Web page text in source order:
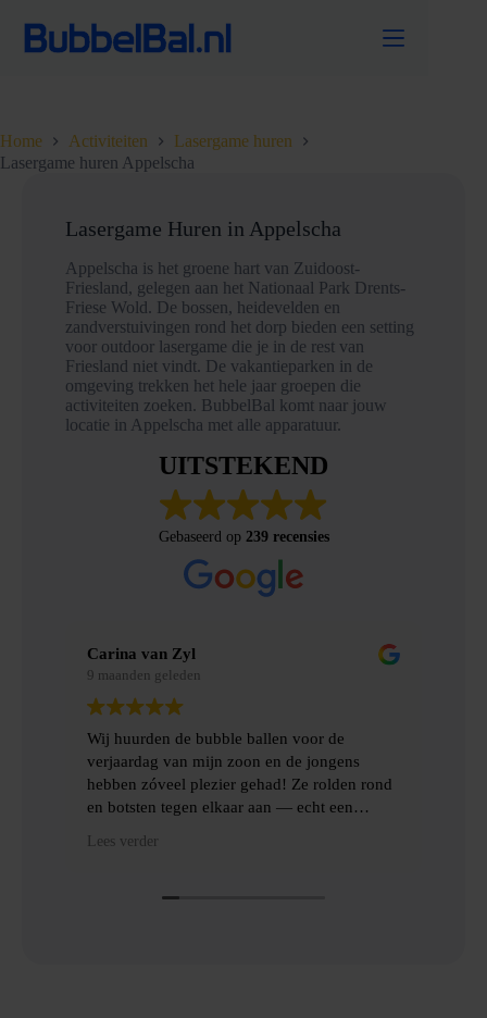
naar
Home Activiteiten
Lasergame huren
Lasergame huren Appelscha
Lasergame Huren in Appelscha
Appelscha is het groene hart van Zuidoost-
Friesland, gelegen aan het Nationaal Park Drents-
Friese Wold. De bossen, heidevelden en
zandverstuivingen rond het dorp bieden een setting
voor outdoor lasergame die je in de rest van
Friesland niet vindt. De vakantieparken in de
omgeving trekken het hele jaar groepen die
activiteiten zoeken. BubbelBal komt naar jouw
locatie in Appelscha met alle apparatuur.
UITSTEKEND
Gebaseerd op 239 recensies
ballen voor de
en de jongens
gehad! Ze rolden rond
aan — echt een
Wij hebben met vriendenweekend
gemaakt van Bubbelbal, een
ervaring!!